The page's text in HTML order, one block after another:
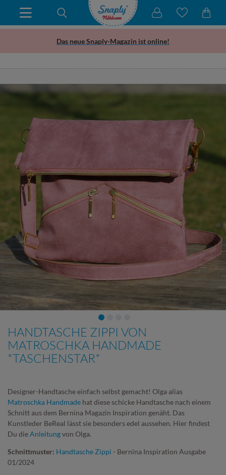
Das neue Snaply-Magazin ist online!
HANDTASCHE ZIPPI VON
MATROSCHKA HANDMADE
*TASCHENSTAR*
Designer-Handtasche einfach selbst gemacht! Olga alias
Matroschka Handmade hat diese schicke Handtasche nach einem
Schnitt aus dem Bernina Magazin Inspiration genäht. Das
Kunstleder BeReal lässt sie besonders edel aussehen. Hier findest
Du dieAnleitungvon Olga.
Schnittmuster: Handtasche Zippi - Bernina Inspiration Ausgabe
01/2024